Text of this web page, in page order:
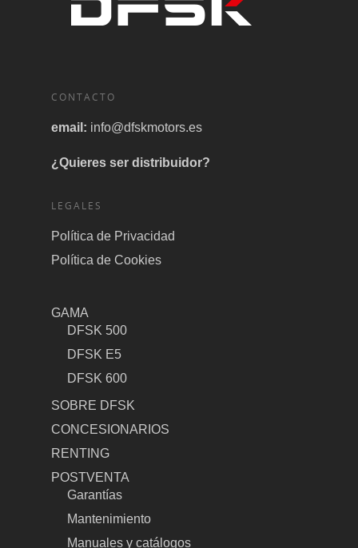
CONTACTO
email: info@dfskmotors.es
¿Quieres ser distribuidor?
LEGALES
Política de Privacidad
Política de Cookies
GAMA
DFSK 500
DFSK E5
DFSK 600
SOBRE DFSK
CONCESIONARIOS
RENTING
POSTVENTA
Garantías
Mantenimiento
Manuales y catálogos